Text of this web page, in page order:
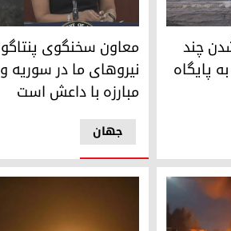
چند
پایگاه
معاون سخنگوی پنتاگون:
جهان
معاون سخنگوی
نیروهای ما در سوریە
مبارزه با داعش است